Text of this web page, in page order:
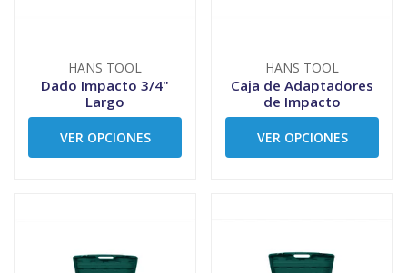
HANS TOOL
Dado Impacto 3/4"
Largo
VER OPCIONES
HANS TOOL
Caja de Adaptadores
de Impacto
VER OPCIONES